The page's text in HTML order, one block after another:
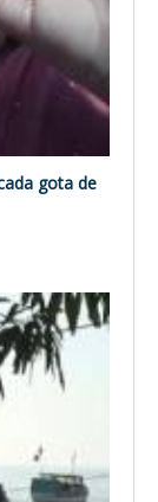
gota de